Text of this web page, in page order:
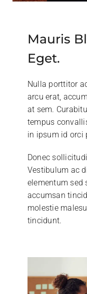
Mauris
Eget.
Nulla porttitor
arcu erat,
at sem.
tempus
in ipsum id orci
Donec
Vestibulum ac
elementum sed
accumsan
molestie
tincidunt.